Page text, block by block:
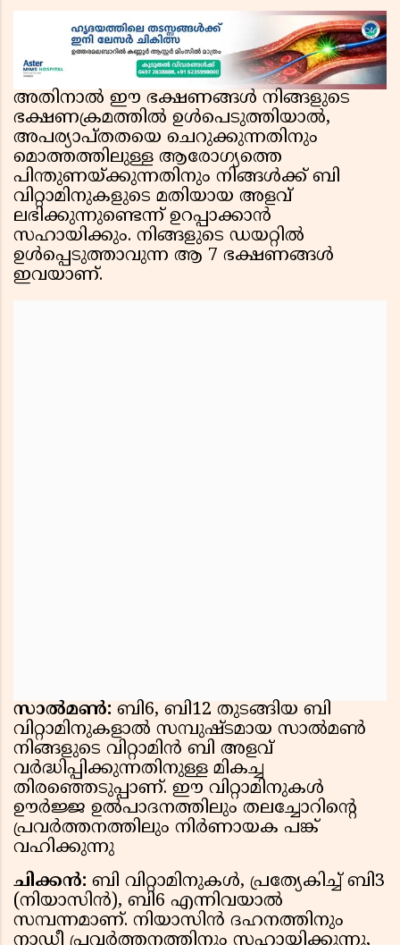
വേണുഗോപാൽ
അതിനാൽ ഈ ഭക്ഷണങ്ങൾ നിങ്ങളുടെ
ഭക്ഷണക്രമത്തിൽ ഉൾപെടുത്തിയാൽ,
അപര്യാപ്തതയെ ചെറുക്കുന്നതിനും
മൊത്തത്തിലുള്ള ആരോഗ്യത്തെ
പിന്തുണയ്ക്കുന്നതിനും നിങ്ങൾക്ക് ബി
വിറ്റാമിനുകളുടെ മതിയായ അളവ്
ലഭിക്കുന്നുണ്ടെന്ന് ഉറപ്പാക്കാൻ
സഹായിക്കും. നിങ്ങളുടെ ഡയറ്റിൽ
ഉൾപ്പെടുത്താവുന്ന ആ 7 ഭക്ഷണങ്ങൾ
ഇവയാണ്.
സാൽമൺ: ബി6, ബി12 തുടങ്ങിയ ബി
വിറ്റാമിനുകളാൽ സമ്പുഷ്ടമായ സാൽമൺ
നിങ്ങളുടെ വിറ്റാമിൻ ബി അളവ്
വർദ്ധിപ്പിക്കുന്നതിനുള്ള മികച്ച
തിരഞ്ഞെടുപ്പാണ്. ഈ വിറ്റാമിനുകൾ
ഊർജ്ജ ഉൽപാദനത്തിലും തലച്ചോറിൻ്റെ
പ്രവർത്തനത്തിലും നിർണായക പങ്ക്
വഹിക്കുന്നു
ചിക്കൻ: ബി വിറ്റാമിനുകൾ, പ്രത്യേകിച്ച് ബി3
(നിയാസിൻ), ബി6 എന്നിവയാൽ
സമ്പന്നമാണ്. നിയാസിൻ ദഹനത്തിനും